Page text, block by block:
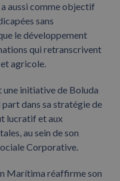
aussi comme objectif
sans
le développement
qui retranscrivent
agricole.
une initiative de Boluda
dans sa stratégie de
lucratif et aux
au sein de son
Corporative.
Marítima réaffirme son